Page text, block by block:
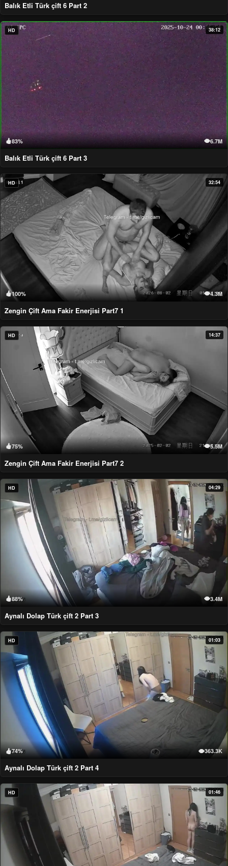
Balık Etli Türk çift 6 Part 2
HD 38:12
83% 6.7M
Balık Etli Türk çift 6 Part 3
HD 32:54
100% 4.3M
Zengin Çift Ama Fakir Enerjisi Part7 1
HD 14:37
75% 5.5M
Zengin Çift Ama Fakir Enerjisi Part7 2
HD 04:29
88% 3.4M
Aynalı Dolap Türk çift 2 Part 3
HD 01:03
74% 363.3K
Aynalı Dolap Türk çift 2 Part 4
HD 01:46